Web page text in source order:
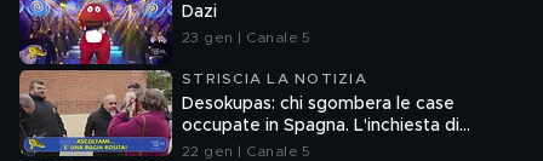
Dazi
23 gen | Canale 5
STRISCIA LA NOTIZIA
Desokupas: chi sgombera le case
occupate in Spagna. L'inchiesta di
Francesco Mazza
22 gen | Canale 5